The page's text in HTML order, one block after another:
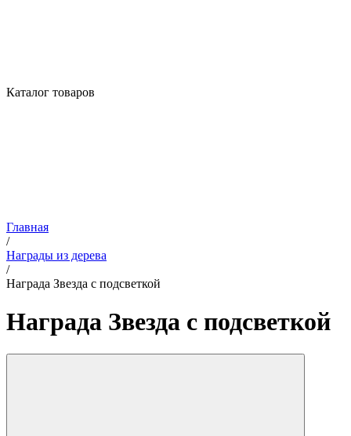
Каталог товаров
Главная
/
Награды из дерева
/
Награда Звезда с подсветкой
Награда Звезда с подсветкой